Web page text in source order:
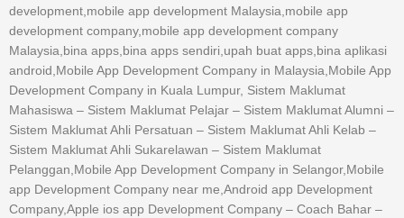
development,mobile app development Malaysia,mobile app
development company,mobile app development company
Malaysia,bina apps,bina apps sendiri,upah buat apps,bina aplikasi
android,Mobile App Development Company in Malaysia,Mobile App
Development Company in Kuala Lumpur, Sistem Maklumat
Mahasiswa – Sistem Maklumat Pelajar – Sistem Maklumat Alumni –
Sistem Maklumat Ahli Persatuan – Sistem Maklumat Ahli Kelab –
Sistem Maklumat Ahli Sukarelawan – Sistem Maklumat
Pelanggan,Mobile App Development Company in Selangor,Mobile
app Development Company near me,Android app Development
Company,Apple ios app Development Company – Coach Bahar –